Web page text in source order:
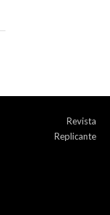
Revista
Replicante